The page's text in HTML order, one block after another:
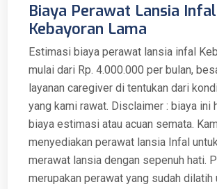
Biaya Perawat Lansia Infal
Kebayoran Lama
Estimasi biaya perawat lansia infal
mulai dari Rp. 4.000.000 per bulan,
layanan caregiver di tentukan dari
yang kami rawat. Disclaimer : biaya ini
biaya estimasi atau acuan semata.
menyediakan perawat lansia Infal
merawat lansia dengan sepenuh hati.
merupakan perawat yang sudah dilatih